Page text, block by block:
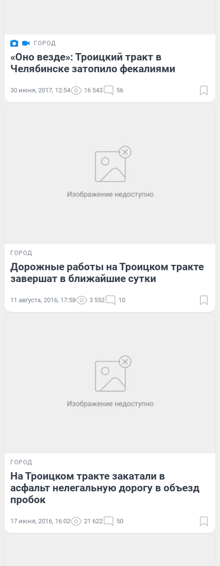
ГОРОД
«Оно везде»: Троицкий тракт в
Челябинске затопило фекалиями
30 июня, 2017, 12:54 16 543 56
ГОРОД
Дорожные работы на Троицком тракте
завершат в ближайшие сутки
11 августа, 2016, 17:58 3 552 10
ГОРОД
На Троицком тракте закатали в
асфальт нелегальную дорогу в объезд
пробок
17 июня, 2016, 16:02 21 622 50